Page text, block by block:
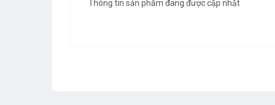
Thông tin sản phẩm đang được cập nhật